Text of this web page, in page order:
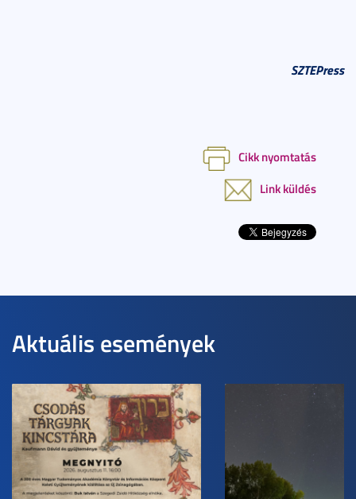
SZTEPress
Cikk nyomtatás
Link küldés
Aktuális események